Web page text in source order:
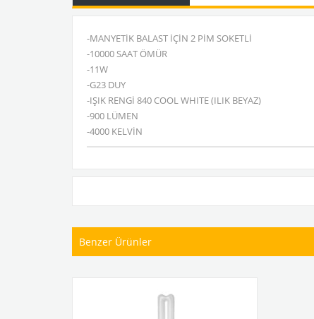
-MANYETİK BALAST İÇİN 2 PİM SOKETLİ
-10000 SAAT ÖMÜR
-11W
-G23 DUY
-IŞIK RENGİ 840 COOL WHITE (ILIK BEYAZ)
-900 LÜMEN
-4000 KELVİN
Benzer Ürünler